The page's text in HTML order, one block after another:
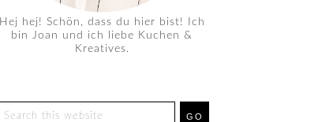
Hej hej! Schön, dass du hier bist! Ich
bin Joan und ich liebe Kuchen &
Kreatives.